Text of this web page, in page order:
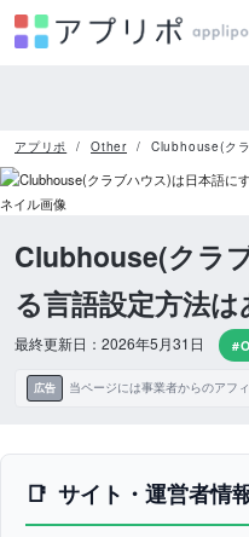
アプリポ Other Clubhouse(ク
Clubhouse(クラ
る言語設定方法
最終更新日：2026年5月31日
広告 当ページには事業者からのアフ
サイト・運営者情